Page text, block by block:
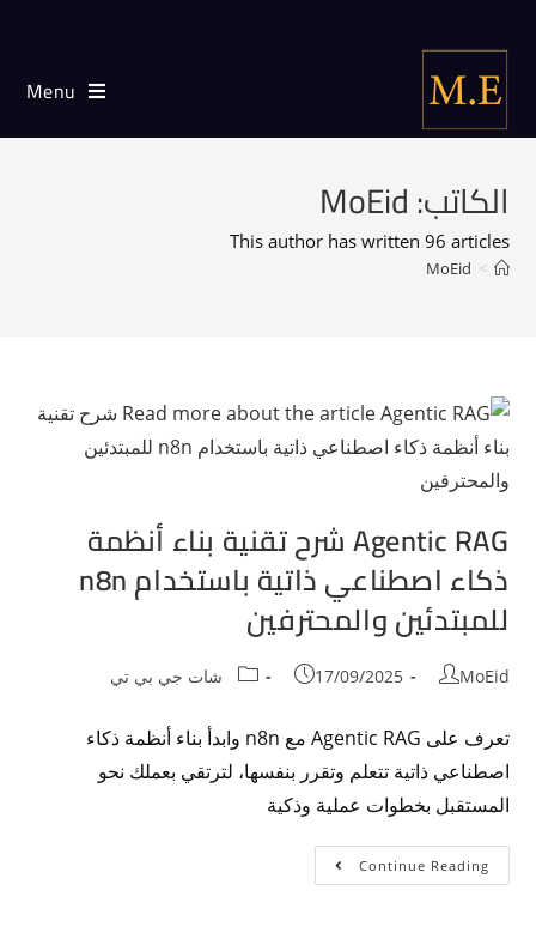
Menu
الكاتب:MoEid
This author has written 96 articles
>
MoEid
Agentic RAG شرح تقنية بناء أنظمة
ذكاء اصطناعي ذاتية باستخدام n8n
للمبتدئين والمحترفين
MoEid
17/09/2025 شات جي بي تي
تعرف على Agentic RAG مع n8n وابدأ بناء أنظمة ذكاء
اصطناعي ذاتية تتعلم وتقرر بنفسها، لترتقي بعملك نحو
المستقبل بخطوات عملية وذكية
Continue Reading